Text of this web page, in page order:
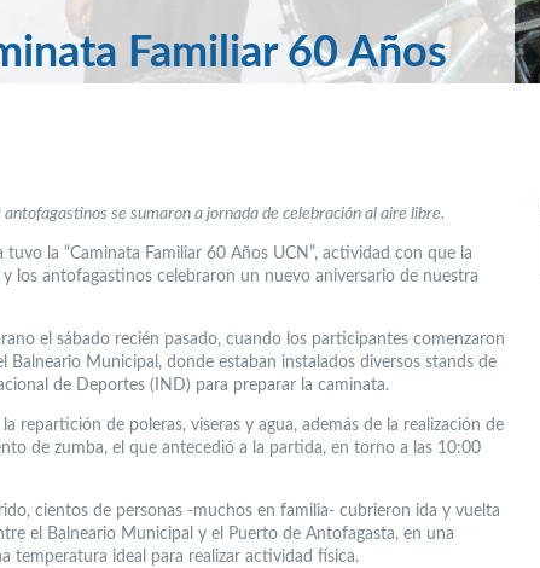
Familiar 60 Años
se sumaron a jornada de celebración al aire libre.
tuvo la “Caminata Familiar 60 Años UCN”, actividad con que la
los antofagastinos celebraron un nuevo aniversario de nuestra
el sábado recién pasado, cuando los participantes comenzaron
Balneario Municipal, donde estaban instalados diversos stands de
de Deportes (IND) para preparar la caminata.
repartición de poleras, viseras y agua, además de la realización de
de zumba, el que antecedió a la partida, en torno a las 10:00
cientos de personas -muchos en familia- cubrieron ida y vuelta
el Balneario Municipal y el Puerto de Antofagasta, en una
temperatura ideal para realizar actividad física.